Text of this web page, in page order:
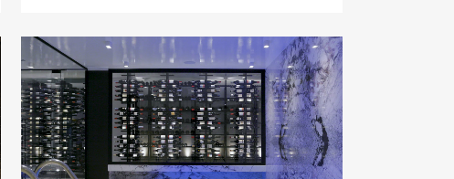
DETAILS ZIEN